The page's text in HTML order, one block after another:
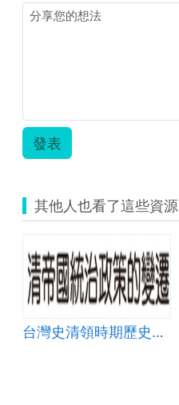
發表
其他人也看了這些資源
台灣史清領時期歷史脈絡